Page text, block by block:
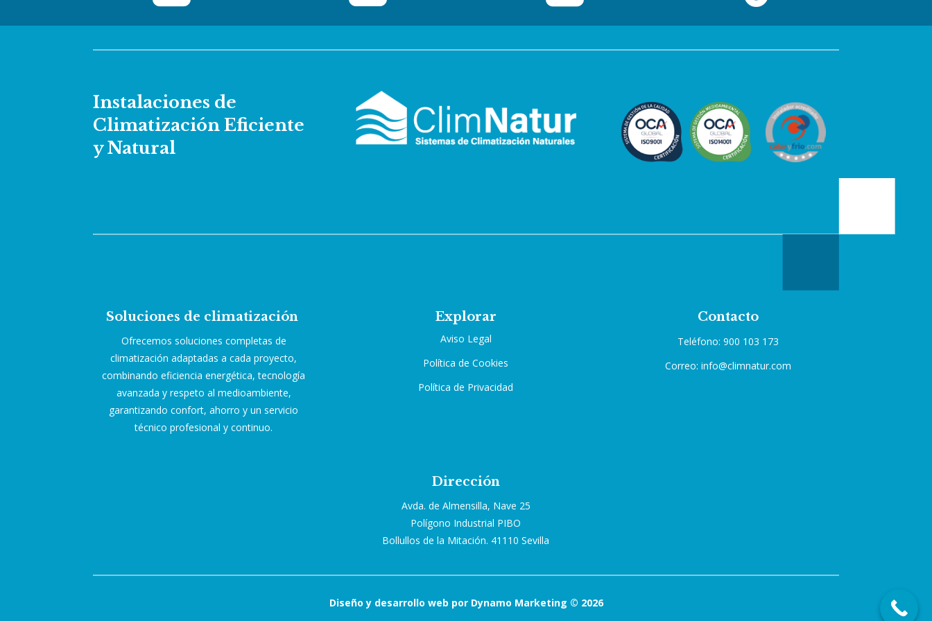
Instalaciones de
Climatización Eficiente
y Natural
Soluciones de climatización
Ofrecemos soluciones completas de
climatización adaptadas a cada proyecto,
combinando eficiencia energética, tecnología
avanzada y respeto al medioambiente,
garantizando confort, ahorro y un servicio
técnico profesional y continuo.
Explorar
Aviso Legal
Política de Cookies
Política de Privacidad
Contacto
Teléfono: 900 103 173
Correo: info@climnatur.com
Dirección
Avda. de Almensilla, Nave 25
Polígono Industrial PIBO
Bollullos de la Mitación. 41110 Sevilla
Diseño y desarrollo web por Dynamo Marketing © 2026